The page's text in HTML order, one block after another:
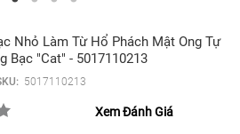
Nhỏ Làm Từ Hổ Phách Mật Ong Tự
Bạc "Cat" - 5017110213
5017110213
Xem Đánh Giá